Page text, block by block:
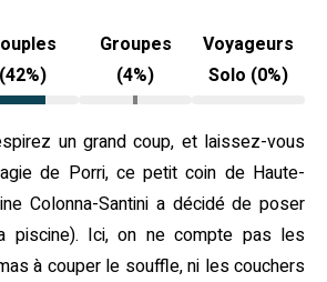
(42%)
Groupes
(4%)
Voyageurs
Solo (0%)
un grand coup, et laissez-vous
de Porri, ce petit coin de Haute-
Colonna-Santini a décidé de poser
piscine). Ici, on ne compte pas les
à couper le souffle, ni les couchers